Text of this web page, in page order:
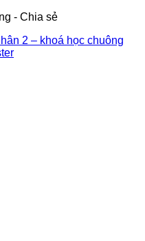
- Chia sẻ
2 – khoá học chuông